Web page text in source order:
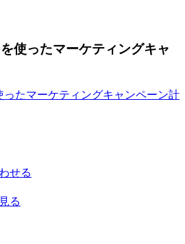
使ったマーケティングキャ
ったマーケティングキャンペーン計
せる
る